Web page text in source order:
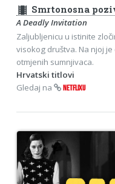
theaters Smrtonosna
A Deadly Invitation
Zaljubljenicu u istinite
visokog društva. Na njoj
otmjenih sumnjivaca.
Hrvatski titlovi
Gledaj na
NETFLIXU